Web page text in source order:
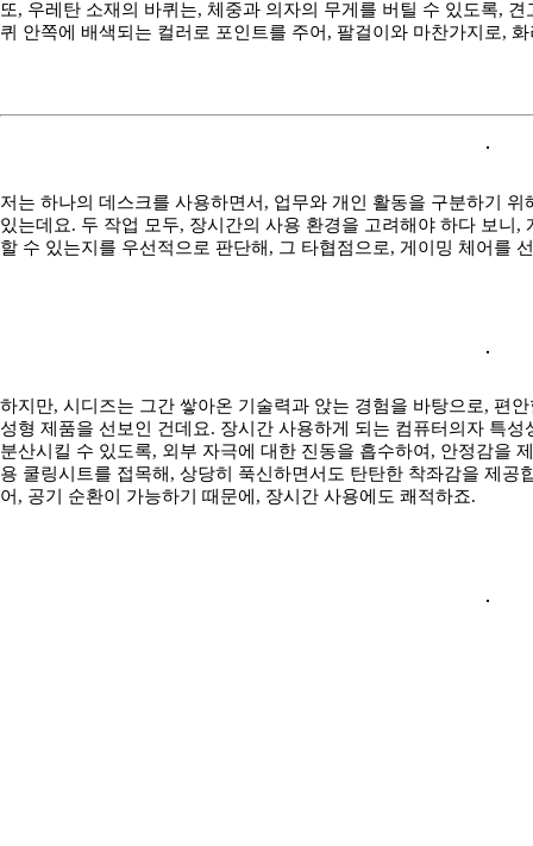
또, 우레탄 소재의 바퀴는, 체중과 의자의 무게를 버틸 수 있도록,
퀴 안쪽에 배색되는 컬러로 포인트를 주어, 팔걸이와 마찬가지로,
저는 하나의 데스크를 사용하면서, 업무와 개인 활동을 구분하기
있는데요. 두 작업 모두, 장시간의 사용 환경을 고려해야 하다 보니
할 수 있는지를 우선적으로 판단해, 그 타협점으로, 게이밍 체어를
하지만, 시디즈는 그간 쌓아온 기술력과 앉는 경험을 바탕으로, 편
성형 제품을 선보인 건데요. 장시간 사용하게 되는 컴퓨터의자 특
분산시킬 수 있도록, 외부 자극에 대한 진동을 흡수하여, 안정감을
용 쿨링시트를 접목해, 상당히 푹신하면서도 탄탄한 착좌감을 제
어, 공기 순환이 가능하기 때문에, 장시간 사용에도 쾌적하죠.